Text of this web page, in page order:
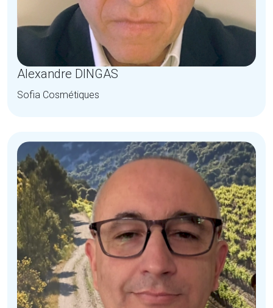
Alexandre DINGAS
Sofia Cosmétiques